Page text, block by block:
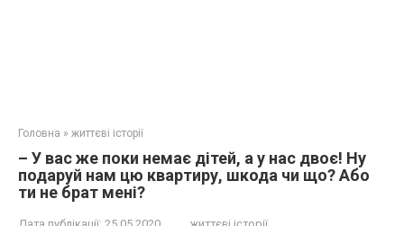
Головна » життєві історії
– У вас же поки немає дітей, а у нас двоє! Ну
подаруй нам цю квартиру, шкода чи що? Або
ти не брат мені?